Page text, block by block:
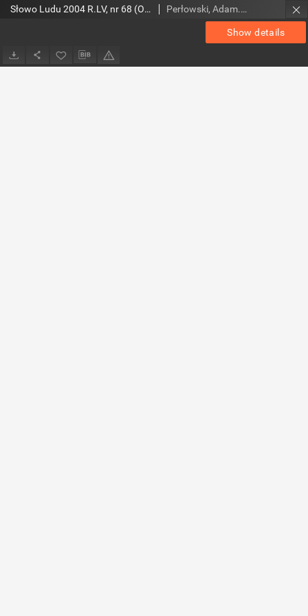
Show details
Słowo Ludu 2004 R.LV, nr 68 (Ostrowiec, Starachowice, Skarżysko, Końskie, Ponidzie, Jędrzejów, Włoszczowa, Sandomierz, Staszów, Opatów) Perłowski, Adam. Red.